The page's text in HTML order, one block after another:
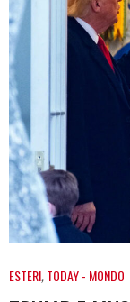
ESTERI,TODAY - MONDO